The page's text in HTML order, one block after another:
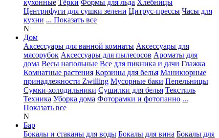
кухонные Тёрки Формы для льда Хлебницы
Центрифуги для сушки зелени Цитрус-прессы Часы для
кухни ... Показать все
N
Дом
Аксессуары для ванной комнаты Аксессуары для
мясорубок Аксессуары для пылесосов Ароматы для
дома Весы напольные Все для пикника и дачи Глажка
Комнатные растения Корзины для белья Маникюрные
принадлежности Zwilling Мусорные баки Пепельницы
Сумки-холодильники Сушилки для белья Текстиль
Техника Уборка дома Фоторамки и фотопанно ...
Показать все
N
Бар
Бокалы и стаканы для воды Бокалы для вина Бокалы для